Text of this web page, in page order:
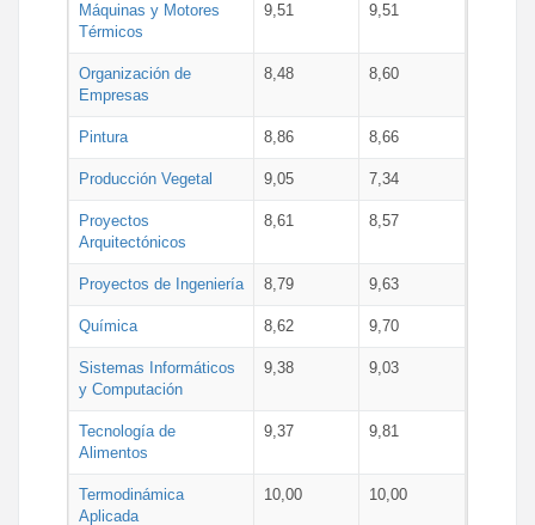
Máquinas y Motores
Térmicos
9,51 9,51
Organización de
Empresas
8,48 8,60
Pintura 8,86 8,66
Producción Vegetal 9,05 7,34
Proyectos
Arquitectónicos
8,61 8,57
Proyectos de Ingeniería 8,79 9,63
Química 8,62 9,70
Sistemas Informáticos
y Computación
9,38 9,03
Tecnología de
Alimentos
9,37 9,81
Termodinámica
Aplicada
10,00 10,00